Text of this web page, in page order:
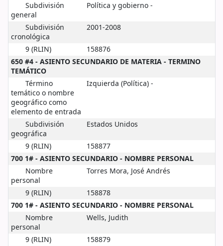
Subdivisión
general
Política y gobierno -
Subdivisión
cronológica
2001-2008
9 (RLIN)
158876
650 #4 - ASIENTO SECUNDARIO DE MATERIA - TERMINO
TEMÁTICO
Término
temático o nombre
geográfico como
elemento de entrada
Izquierda (Política) -
Subdivisión
geográfica
Estados Unidos
9 (RLIN)
158877
700 1# - ASIENTO SECUNDARIO - NOMBRE PERSONAL
Nombre
personal
Torres Mora, José Andrés
9 (RLIN)
158878
700 1# - ASIENTO SECUNDARIO - NOMBRE PERSONAL
Nombre
personal
Wells, Judith
9 (RLIN)
158879